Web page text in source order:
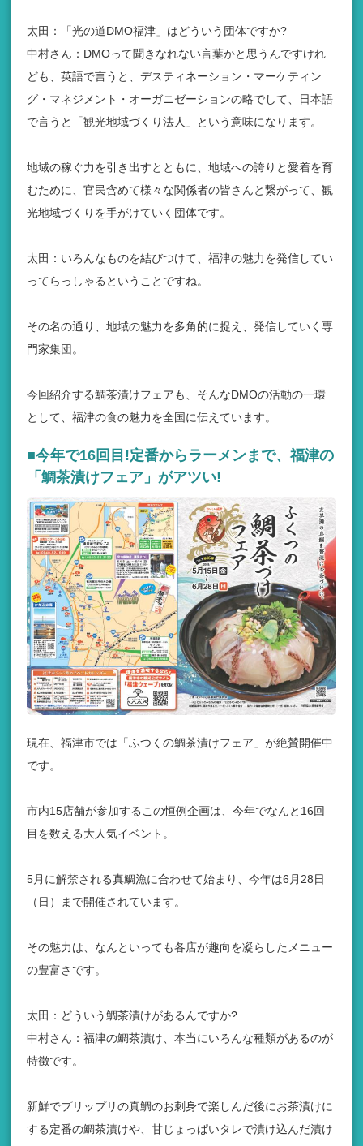
太田：「光の道DMO福津」はどういう団体ですか?
中村さん：DMOって聞きなれない言葉かと思うんですけれ
ども、英語で言うと、デスティネーション・マーケティン
グ・マネジメント・オーガニゼーションの略でして、日本語
で言うと「観光地域づくり法人」という意味になります。
地域の稼ぐ力を引き出すとともに、地域への誇りと愛着を育
むために、官民含めて様々な関係者の皆さんと繋がって、観
光地域づくりを手がけていく団体です。
太田：いろんなものを結びつけて、福津の魅力を発信してい
ってらっしゃるということですね。
その名の通り、地域の魅力を多角的に捉え、発信していく専
門家集団。
今回紹介する鯛茶漬けフェアも、そんなDMOの活動の一環
として、福津の食の魅力を全国に伝えています。
■今年で16回目!定番からラーメンまで、福津の
「鯛茶漬けフェア」がアツい!
現在、福津市では「ふつくの鯛茶漬けフェア」が絶賛開催中
です。
市内15店舗が参加するこの恒例企画は、今年でなんと16回
目を数える大人気イベント。
5月に解禁される真鯛漁に合わせて始まり、今年は6月28日
（日）まで開催されています。
その魅力は、なんといっても各店が趣向を凝らしたメニュー
の豊富さです。
太田：どういう鯛茶漬けがあるんですか?
中村さん：福津の鯛茶漬け、本当にいろんな種類があるのが
特徴です。
新鮮でプリップリの真鯛のお刺身で楽しんだ後にお茶漬けに
する定番の鯛茶漬けや、甘じょっぱいタレで漬け込んだ漬け